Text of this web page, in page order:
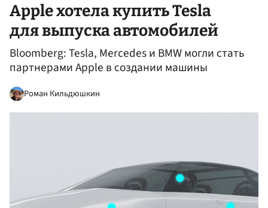
Apple хотела купить Tesla
для выпуска автомобилей
Bloomberg: Tesla, Mercedes и BMW могли стать
партнерами Apple в создании машины
Роман Кильдюшкин